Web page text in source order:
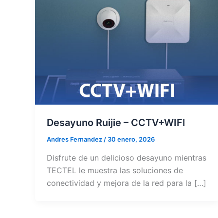
Desayuno Ruijie – CCTV+WIFI
Andres Fernandez/ 30 enero, 2026
Disfrute de un delicioso desayuno mientras
TECTEL le muestra las soluciones de
conectividad y mejora de la red para la […]